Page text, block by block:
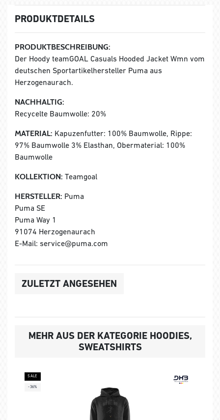
PRODUKTDETAILS
PRODUKTBESCHREIBUNG:
Der Hoody teamGOAL Casuals Hooded Jacket Wmn vom
deutschen Sportartikelhersteller Puma aus
Herzogenaurach.
NACHHALTIG:
Recycelte Baumwolle: 20%
MATERIAL: Kapuzenfutter: 100% Baumwolle, Rippe:
97% Baumwolle 3% Elasthan, Obermaterial: 100%
Baumwolle
KOLLEKTION: Teamgoal
HERSTELLER: Puma
Puma SE
Puma Way 1
91074 Herzogenaurach
E-Mail: service@puma.com
ZULETZT ANGESEHEN
MEHR AUS DER KATEGORIE HOODIES,
SWEATSHIRTS
SALE
-36%